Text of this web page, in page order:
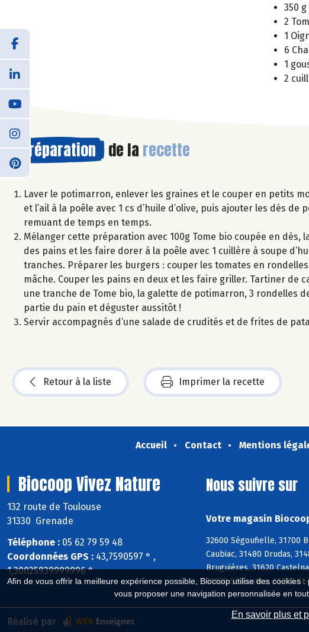
Afin de vous offrir la meilleure expérience possible, Biocoop utilise des
vous proposer une navigation personnalisée en
En savoir plus et
350
2
1
6
1
2
Préparation de la recette
Laver le potimarron, enlever les graines et le couper en petits
et l’ail à la poêle avec 1 cs d’huile d’olive, puis ajouter les dés
remuant de temps en temps.
Mélanger cette préparation avec 100g Tome bio coupée en
des pains et les faire dorer à la poêle avec 1 cuillère à soupe
tranches. Préparer les burgers : couper les tomates en
mâche. Couper les pains en deux et les faire griller. Tartiner de
une tranche de Tome bio, la galette de potimarron, 3 rondelles
partie du pain et déguster aussitôt !
Servir accompagnés d’une salade de crudités et de frites de
Retour à la liste Imprimer la recette
Accueil Contact Mentions
Biocoop Vivez Nature
132 route de Toulouse
31330 Grenade
Téléphone : 05 62 79 59 48
Coordonnées GPS : 43,7590597 ° ,
1,30025939999996 °
Nous suivre sur
Votre magasin
32600 Ségoufielle, 31700
Caubiac, 31480 Drudas,
Bruguières, 31620
31620 St-Rustice, 31790
Réalisé par